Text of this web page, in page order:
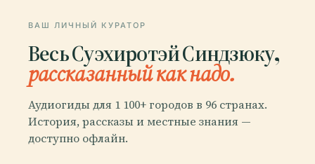
ВАШ ЛИЧНЫЙ КУРАТОР
Весь Суэхиротэй Синдзюку,
рассказанный как надо.
Аудиогиды для 1 100+ городов в 96 странах.
История, рассказы и местные знания —
доступно офлайн.